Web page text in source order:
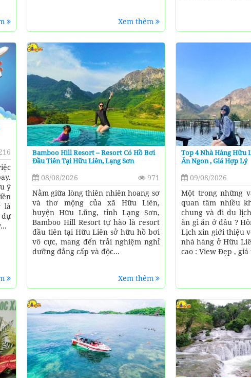
Xem thêm
ý
là
Bamboo Hill Resort – Resort Có Hồ Bơi
Đầu Tiên Tại Hữu Liên, Lạng Sơn
08/08/2026
971
Nằm giữa lòng thiên nhiên hoang sơ
và thơ mộng của xã Hữu Liên,
huyện Hữu Lũng, tỉnh Lạng Sơn,
Bamboo Hill Resort tự hào là resort
đầu tiên tại Hữu Liên sở hữu hồ bơi
vô cực, mang đến trải nghiệm nghỉ
dưỡng đẳng cấp và độc...
Xem thêm
Top 4 Nhà Hàng Hữu
Ăn Ngon , Giá Hợp Lý
09/08/2026
Một trong những
quan tâm nhiều
chung và đi du
ăn gì ăn ở đâu ?
Lịch xin giới thiệu
nhà hàng ở Hữu
cao : View Đẹp , giá